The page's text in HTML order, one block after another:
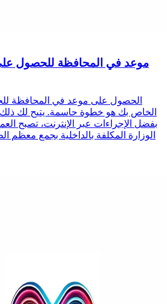
موعد في المحافظة للحصول على
الحصول على موعد في المحافظة
الخاص بك هو خطوة حاسمة. يتيح لك
بفضل الإجراءات عبر الإنترنت، تصبح
الوزارة المكلفة بالداخلية بجمع